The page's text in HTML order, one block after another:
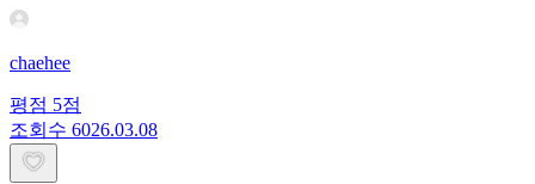
chaehee
평점 5점
조회수 6026.03.08